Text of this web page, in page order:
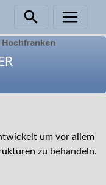
um vor allem
zu behandeln.